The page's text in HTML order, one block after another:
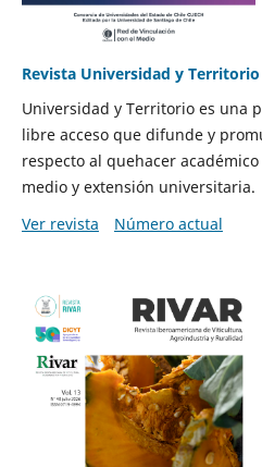
Revista Universidad y Territorio
Universidad y Territorio es una
libre acceso que difunde y
respecto al quehacer
medio y extensión universitaria.
Ver revista
Número actual